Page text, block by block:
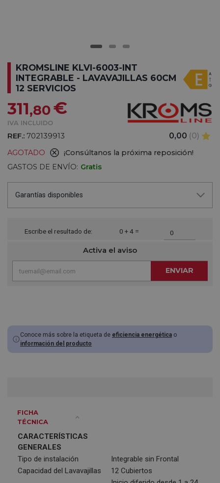
KROMSLINE KLVI-6003-INT
INTEGRABLE - LAVAVAJILLAS 60CM
12 SERVICIOS
311,80€
IVA INCLUIDO
REF.: 702139913 0,00 (0)
AGOTADO
¡Consúltanos la próxima reposición!
GASTOS DE ENVÍO: Gratis
Garantías disponibles
Escribe el resultado de: 0 + 4 =
Activa el aviso
ENVIAR
Conoce más sobre la etiqueta de eficiencia energética o
información del producto
FICHA
TÉCNICA
CARACTERÍSTICAS
GENERALES
Tipo de instalación
Integrable sin Frontal
Capacidad del Lavavajillas
12 Cubiertos